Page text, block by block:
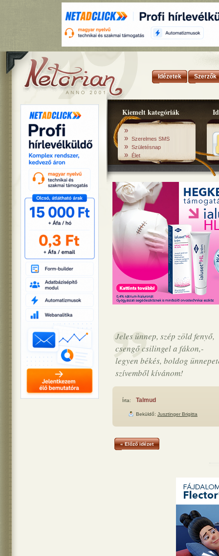
Idézetek Szerzők
Kiemelt kategóriák
»
» Szerelmes SMS
» Születésnap
» Élet
Jeles ünnep, szép zöld fenyő,
csengő csilingel a fákon,-
legyen békés, boldog
szívemből kívánom!
Írta: Talmud
Beküldő: Jusztinger Brigitta
« Előző idézet